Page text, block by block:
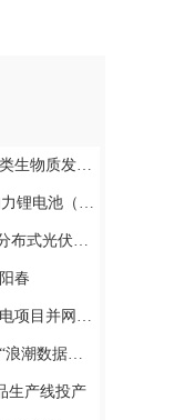
量总计约2191MW
期）项目投产
项目并网发电
春
目并网发电
合实验室”落成
生产线投产